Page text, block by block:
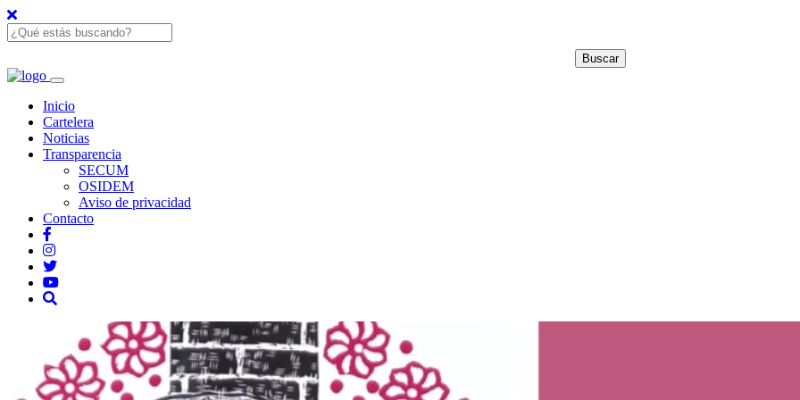
Inicio
Cartelera
Noticias
Transparencia
SECUM
OSIDEM
Aviso de privacidad
Contacto